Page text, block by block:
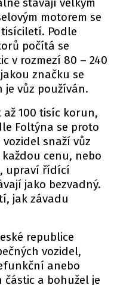
autoroad.cz je
IČ: 118 23 054
motorem se
Podle
počítá se
v rozmezí 80 – 240
značku se
je vůz používán.
100 tisíc korun,
Foltýna se proto
snaží vůz
cenu, nebo
upraví řídící
jako bezvadný.
jak závadu
republice
vozidel,
anebo
a bohužel je